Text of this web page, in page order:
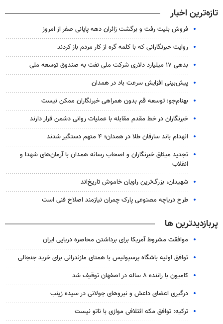
تازه‌ترین اخبار
فروش بلیت رفت و برگشت زائران دهه پایانی صفر از امروز
روایت خبرنگارانی که با کلمه گره از کار مردم باز کردند
بدهی ۱۷ میلیارد دلاری شرکت ملی نفت به صندوق توسعه ملی
پیش‌بینی افزایش سرعت باد در همدان
بهنام‌جو: توسعه قم بدون همراهی خبرنگاران ممکن نیست
خبرنگاران در خط مقدم مقابله با عملیات روانی دشمن قرار دارند
انهدام باند سارقان طلا در همدان؛ ۴ متهم دستگیر شدند
تجدید میثاق خبرنگاران و اصحاب رسانه همدان با آرمان‌های شهدا و
انقلاب
شهیدان، بزرگ‌ترین راویان خاموش تاریخ‌اند
طرح دریاچه مصنوعی پارک چمران نیازمند اصلاح فنی است
پربازدیدترین ها
موافقت مشروط آمریکا برای برداشتن محاصره دریایی ایران
توافق اولیه باشگاه پرسپولیس با همتای مازندرانی برای خرید جنجالی
کامیون با راننده ۸ ساله در اصفهان توقیف شد
درگیری اعضای داعش و نیروهای جولانی در سیده زینب
ترکیه: توافق مکه ائتلافی موازی با ناتو نیست